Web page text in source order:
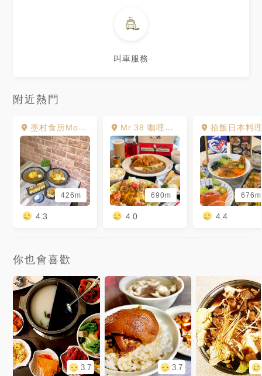
叫車服務
附近熱門
墨村食所MoCun
426m
4.3
Mr.38 咖哩美食餐廳 逢甲店
690m
4.0
拾飯日本料
676m
4.4
你也會喜歡
3.7 3.7